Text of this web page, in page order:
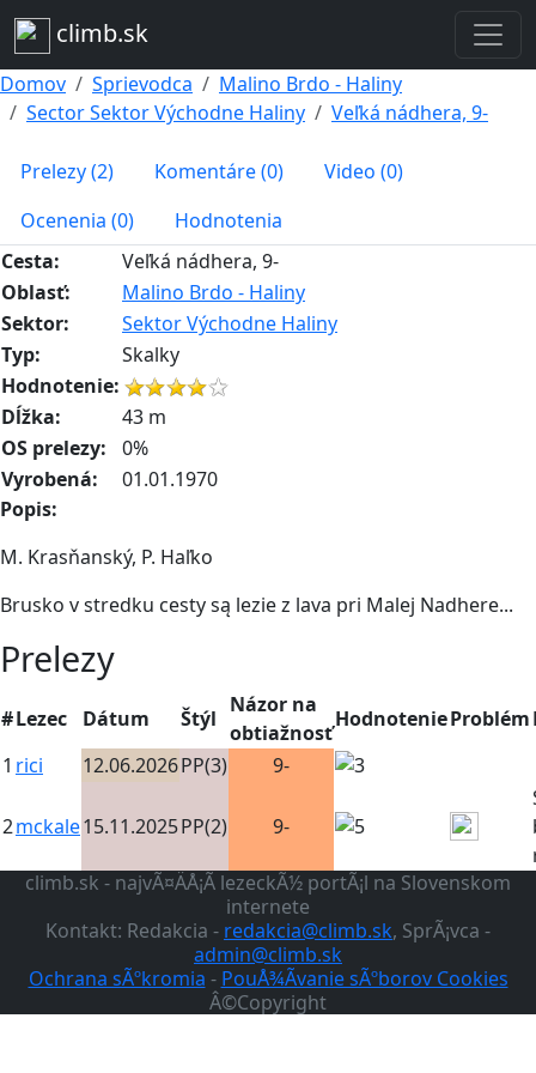
climb.sk
Domov Sprievodca
Malino Brdo - Haliny
Sector Sektor Východne Haliny
Veľká nádhera, 9-
Prelezy (2) Komentáre (0)
Video (0)
Ocenenia (0)
Hodnotenia
Cesta:
Veľká nádhera, 9-
Oblasť:
Malino Brdo - Haliny
Sektor:
Sektor Východne Haliny
Typ:
Skalky
Hodnotenie:
Dĺžka:
43 m
OS prelezy:
0%
Vyrobená:
01.01.1970
Popis:
M. Krasňanský, P. Haľko
Brusko v stredku cesty są lezie z lava pri Malej Nadhere...
Prelezy
#Lezec Dátum Štýl
Názor na
obtiažnosť
HodnotenieProblém
1 rici 12.06.2026PP(3) 9-
2mckale15.11.2025PP(2) 9-
climb.sk - najvÃ¤ÄÅ¡Ã­ lezeckÃ½ portÃ¡l na Slovenskom
internete
Kontakt: Redakcia - redakcia@climb.sk, SprÃ¡vca -
admin@climb.sk
Ochrana sÃºkromia - PouÅ¾Ã­vanie sÃºborov Cookies
Â©Copyright